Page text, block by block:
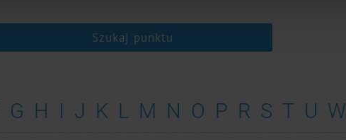
Szukaj punktu
G H I J K L M N O P R S T U W